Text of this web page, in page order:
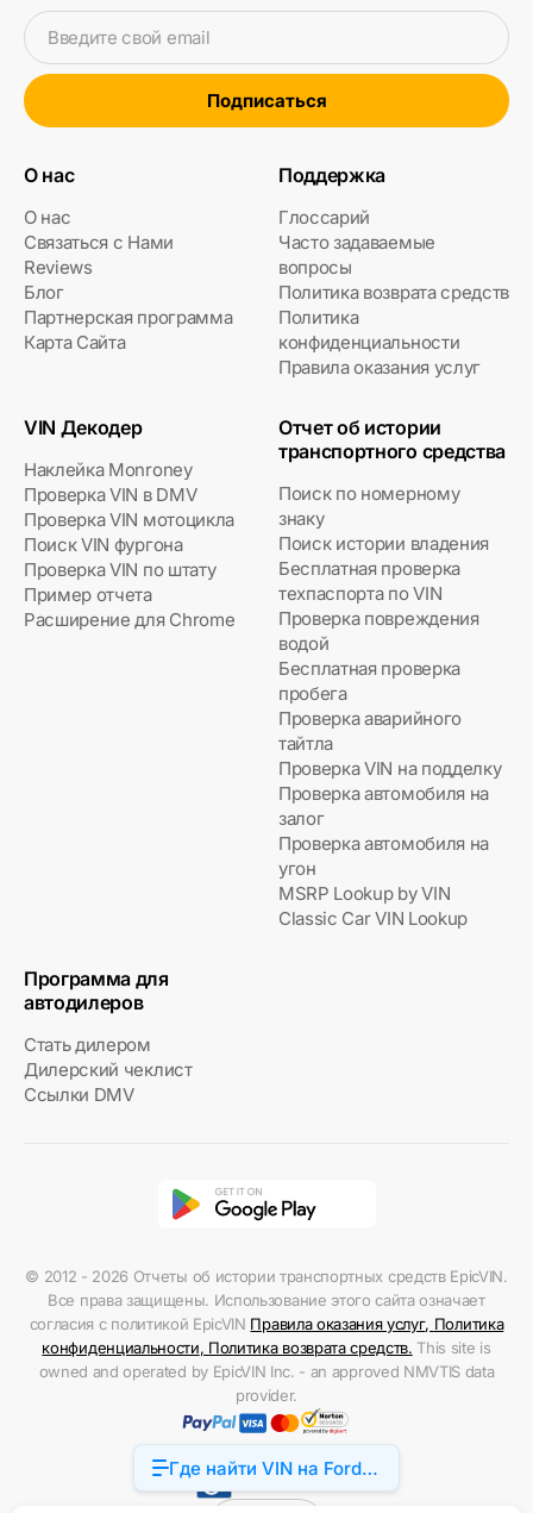
Где найти VIN на Ford
F-150
Введите свой email
Подписаться
О нас
О нас
Связаться с Нами
Reviews
Блог
Партнерская программа
Карта Сайта
Поддержка
Глоссарий
Часто задаваемые
вопросы
Политика возврата средств
Политика
конфиденциальности
Правила оказания услуг
VIN Декодер
Наклейка Monroney
Проверка VIN в DMV
Проверка VIN мотоцикла
Поиск VIN фургона
Проверка VIN по штату
Пример отчета
Расширение для Chrome
Отчет об истории
транспортного средства
Поиск по номерному
знаку
Поиск истории владения
Бесплатная проверка
техпаспорта по VIN
Проверка повреждения
водой
Бесплатная проверка
пробега
Проверка аварийного
тайтла
Проверка VIN на подделку
Проверка автомобиля на
залог
Проверка автомобиля на
угон
MSRP Lookup by VIN
Classic Car VIN Lookup
Программа для
автодилеров
Стать дилером
Дилерский чеклист
Ссылки DMV
© 2012 - 2026 Отчеты об истории транспортных средств EpicVIN.
Все права защищены. Использование этого сайта означает
согласия с политикой EpicVIN Правила оказания услуг, Политика
конфиденциальности, Политика возврата средств. This site is
owned and operated by EpicVIN Inc. - an approved NMVTIS data
provider.
Accessibility